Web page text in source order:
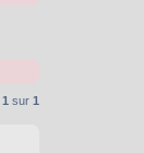
1 sur 1